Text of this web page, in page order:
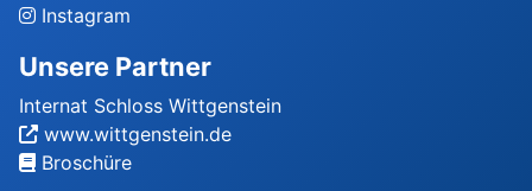
Instagram
Unsere Partner
Internat Schloss Wittgenstein
www.wittgenstein.de
Broschüre